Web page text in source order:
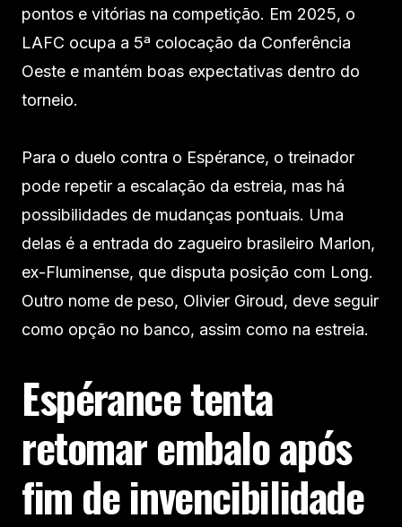
pontos e vitórias na competição. Em 2025, o
LAFC ocupa a 5ª colocação da Conferência
Oeste e mantém boas expectativas dentro do
torneio.
Para o duelo contra o Espérance, o treinador
pode repetir a escalação da estreia, mas há
possibilidades de mudanças pontuais. Uma
delas é a entrada do zagueiro brasileiro Marlon,
ex-Fluminense, que disputa posição com Long.
Outro nome de peso, Olivier Giroud, deve seguir
como opção no banco, assim como na estreia.
Espérance tenta
retomar embalo após
fim de invencibilidade